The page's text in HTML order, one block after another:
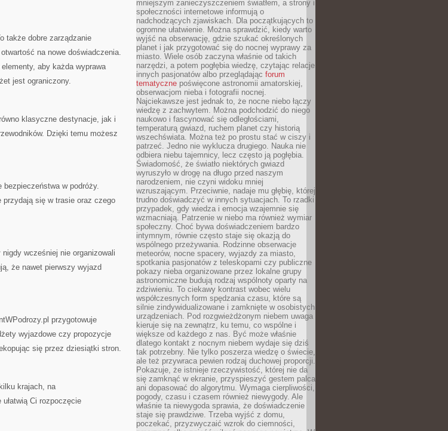
także dobre zarządzanie
na nowe doświadczenia.
aby każda wyprawa
jest ograniczony.
klasyczne destynacje, jak i
Dzięki temu możesz
w podróży.
się w trasie oraz czego
wcześniej nie organizowali
że nawet pierwszy wyjazd
przygotowuje
wyjazdowe czy propozycje
się przez dziesiątki stron.
krajach, na
Ci rozpoczęcie
mniejszym zanieczyszczeniem światłem, a strony i
społeczności internetowe informują o
nadchodzących zjawiskach. Dla początkujących to
ogromne ułatwienie. Można sprawdzić, kiedy warto
wyjść na obserwację, gdzie szukać określonych
planet i jak przygotować się do nocnej wyprawy za
miasto. Wiele osób zaczyna właśnie od takich
narzędzi, a potem pogłębia wiedzę, czytając relacje
innych pasjonatów albo przeglądając forum
tematyczne poświęcone astronomii amatorskiej,
obserwacjom nieba i fotografii nocnej.
Najciekawsze jest jednak to, że nocne niebo łączy
wiedzę z zachwytem. Można podchodzić do niego
naukowo i fascynować się odległościami,
temperaturą gwiazd, ruchem planet czy historią
wszechświata. Można też po prostu stać w ciszy i
patrzeć. Jedno nie wyklucza drugiego. Nauka nie
odbiera niebu tajemnicy, lecz często ją pogłębia.
Świadomość, że światło niektórych gwiazd
wyruszyło w drogę na długo przed naszym
narodzeniem, nie czyni widoku mniej
wzruszającym. Przeciwnie, nadaje mu głębię, której
trudno doświadczyć w innych sytuacjach. To rzadki
przypadek, gdy wiedza i emocja wzajemnie się
wzmacniają. Patrzenie w niebo ma również wymiar
społeczny. Choć bywa doświadczeniem bardzo
intymnym, równie często staje się okazją do
wspólnego przeżywania. Rodzinne obserwacje
meteorów, nocne spacery, wyjazdy za miasto,
spotkania pasjonatów z teleskopami czy publiczne
pokazy nieba organizowane przez lokalne grupy
astronomiczne budują rodzaj wspólnoty oparty na
zdziwieniu. To ciekawy kontrast wobec wielu
współczesnych form spędzania czasu, które są
silnie zindywidualizowane i zamknięte w osobistych
urządzeniach. Pod rozgwieżdżonym niebem uwaga
kieruje się na zewnątrz, ku temu, co wspólne i
większe od każdego z nas. Być może właśnie
dlatego kontakt z nocnym niebem wydaje się dziś
tak potrzebny. Nie tylko poszerza wiedzę o świecie,
ale też przywraca pewien rodzaj duchowej proporcji.
Pokazuje, że istnieje rzeczywistość, której nie da
się zamknąć w ekranie, przyspieszyć gestem palca
ani dopasować do algorytmu. Wymaga cierpliwości,
pogody, czasu i czasem również niewygody. Ale
właśnie ta niewygoda sprawia, że doświadczenie
staje się prawdziwe. Trzeba wyjść z domu,
poczekać, przyzwyczaić wzrok do ciemności,